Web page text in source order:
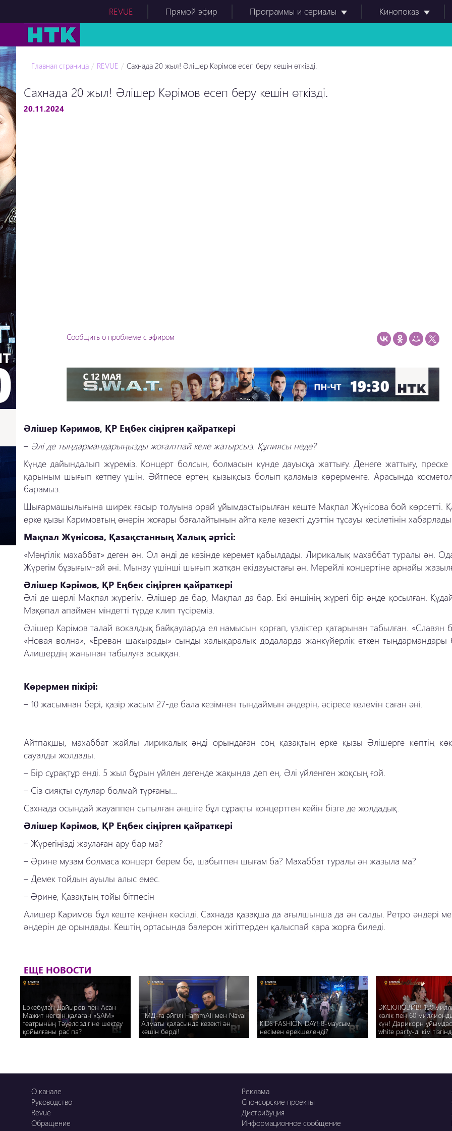
REVUE Прямой эфир Программы и сериалы Кинопоказ
Главная страница REVUE Сахнада 20 жыл! Әлішер Кәрімов есеп беру кешін өткізді.
Сахнада 20 жыл! Әлішер Кәрімов есеп беру кешін өткізді.
20.11.2024
Сообщить о проблеме с эфиром
Әлішер Кәримов, ҚР Еңбек сіңірген қайраткері
– Әлі де тыңдармандарыңызды жоғалтпай келе жатырсыз. Құпиясы неде?
Күнде дайындалып жүреміз. Концерт болсын, болмасын күнде дауысқа жаттығу. Денеге жаттығу, преске
қарыным шығып кетпеу үшін. Әйтпесе ертең қызықсыз болып қаламыз көрерменге. Арасында
барамыз.
Шығармашылығына ширек ғасыр толуына орай ұйымдастырылған кеште Мақпал Жүнісова бой көрсетті.
ерке қызы Каримовтың өнерін жоғары бағалайтынын айта келе кезекті дуэттін тұсауы кесілетінін хабарлады.
Мақпал Жүнісова, Қазақстанның Халық әртісі:
«Мәңгілік махаббат» деген ән. Ол әнді де кезінде керемет қабылдады. Лирикалық махаббат туралы ән.
Жүрегім бұзығым-ай әні. Мынау үшінші шығып жатқан екідауыстағы ән. Мерейлі концертіне арнайы
Әлішер Кәрімов, ҚР Еңбек сіңірген қайраткері
Әлі де шерлі Мақпал жүрегім. Әлішер де бар, Мақпал да бар. Екі әншінің жүрегі бір әнде қосылған.
Мақөпал апаймен міндетті түрде клип түсіреміз.
Әлішер Кәрімов талай вокалдық байқауларда ел намысын қорғап, үздіктер қатарынан табылған. «Славян
«Новая волна», «Ереван шақырады» сынды халықаралық додаларда жанкүйерлік еткен тыңдармандары
Алишердің жанынан табылуға асыққан.
Көрермен пікірі:
– 10 жасымнан бері, қазір жасым 27-де бала кезімнен тыңдаймын әндерін, әсіресе келемін саған әні.
Айтпақшы, махаббат жайлы лирикалық әнді орындаған соң қазақтың ерке қызы Әлішерге көптің
сауалды жолдады.
– Бір сұрақтұр енді. 5 жыл бұрын үйлен дегенде жақында деп ең. Әлі үйленген жоқсың ғой.
– Сіз сияқты сұлулар болмай тұрғаны...
Сахнада осындай жауаппен сытылған әншіге бұл сұрақты концерттен кейін бізге де жолдадық.
Әлішер Кәрімов, ҚР Еңбек сіңірген қайраткері
– Жүрегіңізді жаулаған ару бар ма?
– Әрине музам болмаса концерт берем бе, шабытпен шығам ба? Махаббат туралы ән жазыла ма?
– Демек тойдың ауылы алыс емес.
– Әрине, Қазақтың тойы бітпесін
Алишер Каримов бұл кеште кеңінен көсілді. Сахнада қазақша да ағылшынша да ән салды. Ретро әндері
әндерін де орындады. Кештің ортасында балерон жігіттерден қалыспай қара жорға биледі.
ЕЩЕ НОВОСТИ
Еркебұлан Дайыров пен Асан
Мажит негізін қалаған «ŞAM»
театрының Тәуелсіздігіне шектеу
қойылғаны рас па?
ТМД-ға әйгілі HammAli мен Navai
Алматы қаласында кезекті ән
кешін берді!
KIDS FASHION DAY! 8-маусым
несімен ерекшеленді?
ЭКСКЛЮЗИВ! 150
көлік пен 60
күн! Дарикорн
white party-ді кім
О канале
Руководство
Revue
Обращение
Реклама
Спонсорские проекты
Дистрибуция
Информационное сообщение